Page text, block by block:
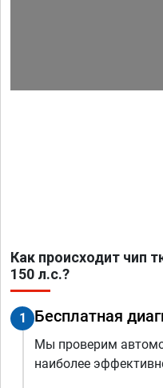
Как происходит чип
150 л.с.?
1 Бесплатная
Мы проверим
наиболее